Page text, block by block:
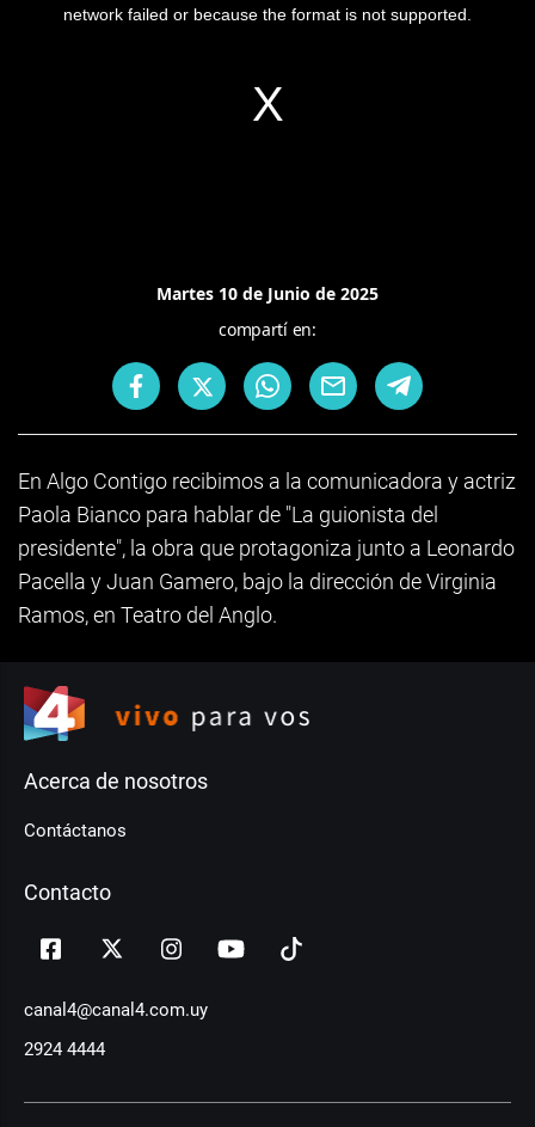
network failed or because the format is not supported.
Martes 10 de Junio de 2025
compartí en:
En Algo Contigo recibimos a la comunicadora y actriz
Paola Bianco para hablar de "La guionista del
presidente", la obra que protagoniza junto a Leonardo
Pacella y Juan Gamero, bajo la dirección de Virginia
Ramos, en Teatro del Anglo.
Acerca de nosotros
Contáctanos
Contacto
canal4@canal4.com.uy
2924 4444